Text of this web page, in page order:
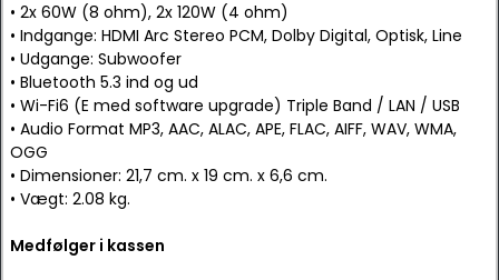
• 2x 60W (8 ohm), 2x 120W (4 ohm)
• Indgange: HDMI Arc Stereo PCM, Dolby Digital, Optisk, Line
• Udgange: Subwoofer
• Bluetooth 5.3 ind og ud
• Wi-Fi6 (E med software upgrade) Triple Band / LAN / USB
• Audio Format MP3, AAC, ALAC, APE, FLAC, AIFF, WAV, WMA,
OGG
• Dimensioner: 21,7 cm. x 19 cm. x 6,6 cm.
• Vægt: 2.08 kg.
Medfølger i kassen